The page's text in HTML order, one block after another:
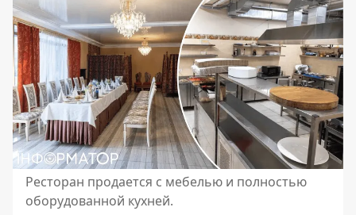
Ресторан продается с мебелью и полностью
оборудованной кухней.